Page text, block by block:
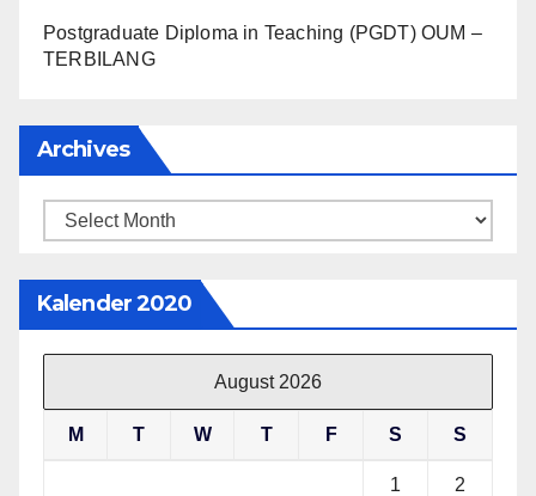
Postgraduate Diploma in Teaching (PGDT) OUM –
TERBILANG
Archives
Archives
Kalender 2020
August 2026
M T W T F S S
1 2